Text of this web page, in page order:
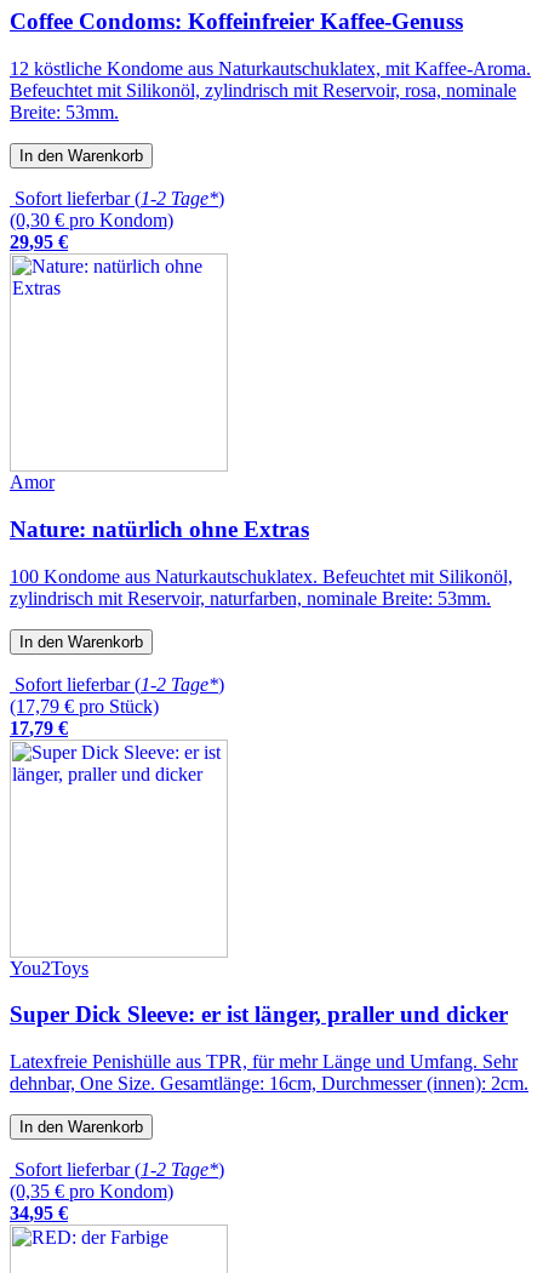
Coffee Condoms: Koffeinfreier Kaffee-Genuss
12 köstliche Kondome aus Naturkautschuklatex, mit Kaffee-Aroma.
Befeuchtet mit Silikonöl, zylindrisch mit Reservoir, rosa, nominale
Breite: 53mm.
In den Warenkorb
Sofort lieferbar (1-2 Tage*)
(0,30 € pro Kondom)
29,95 €
Amor
Nature: natürlich ohne Extras
100 Kondome aus Naturkautschuklatex. Befeuchtet mit Silikonöl,
zylindrisch mit Reservoir, naturfarben, nominale Breite: 53mm.
In den Warenkorb
Sofort lieferbar (1-2 Tage*)
(17,79 € pro Stück)
17,79 €
You2Toys
Super Dick Sleeve: er ist länger, praller und dicker
Latexfreie Penishülle aus TPR, für mehr Länge und Umfang. Sehr
dehnbar, One Size. Gesamtlänge: 16cm, Durchmesser (innen): 2cm.
In den Warenkorb
Sofort lieferbar (1-2 Tage*)
(0,35 € pro Kondom)
34,95 €